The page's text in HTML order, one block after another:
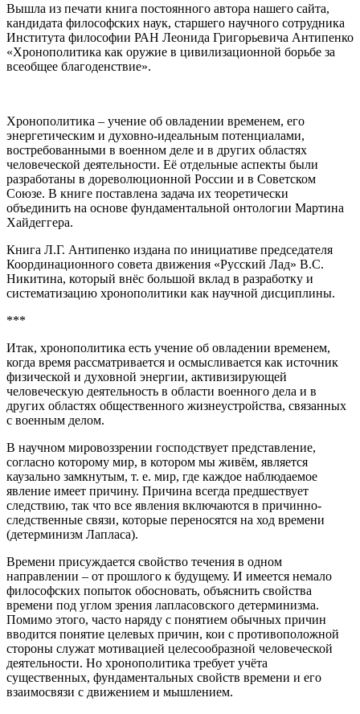
Вышла из печати книга постоянного автора нашего сайта,
кандидата философских наук, старшего научного сотрудника
Института философии РАН Леонида Григорьевича Антипенко
«Хронополитика как оружие в цивилизационной борьбе за
всеобщее благоденствие».
Хронополитика – учение об овладении временем, его
энергетическим и духовно-идеальным потенциалами,
востребованными в военном деле и в других областях
человеческой деятельности. Её отдельные аспекты были
разработаны в дореволюционной России и в Советском
Союзе. В книге поставлена задача их теоретически
объединить на основе фундаментальной онтологии Мартина
Хайдеггера.
Книга Л.Г. Антипенко издана по инициативе председателя
Координационного совета движения «Русский Лад» В.С.
Никитина, который внёс большой вклад в разработку и
систематизацию хронополитики как научной дисциплины.
***
Итак, хронополитика есть учение об овладении временем,
когда время рассматривается и осмысливается как источник
физической и духовной энергии, активизирующей
человеческую деятельность в области военного дела и в
других областях общественного жизнеустройства, связанных
с военным делом.
В научном мировоззрении господствует представление,
согласно которому мир, в котором мы живём, является
каузально замкнутым, т. е. мир, где каждое наблюдаемое
явление имеет причину. Причина всегда предшествует
следствию, так что все явления включаются в причинно-
следственные связи, которые переносятся на ход времени
(детерминизм Лапласа).
Времени присуждается свойство течения в одном
направлении – от прошлого к будущему. И имеется немало
философских попыток обосновать, объяснить свойства
времени под углом зрения лапласовского детерминизма.
Помимо этого, часто наряду с понятием обычных причин
вводится понятие целевых причин, кои с противоположной
стороны служат мотивацией целесообразной человеческой
деятельности. Но хронополитика требует учёта
существенных, фундаментальных свойств времени и его
взаимосвязи с движением и мышлением.